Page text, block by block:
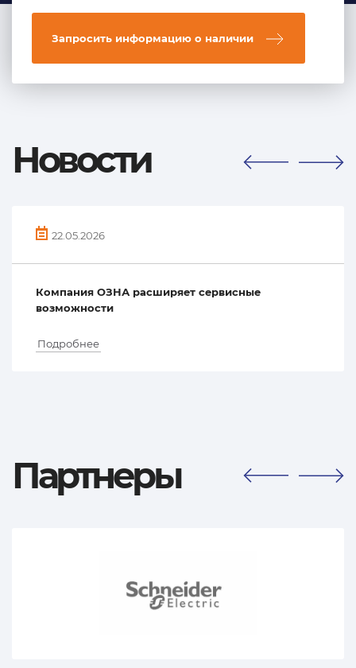
Запросить информацию о наличии
Новости
22.05.2026
Компания ОЗНА расширяет сервисные
возможности
Подробнее
Партнеры